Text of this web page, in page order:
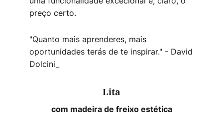
preço certo.
"Quanto mais aprenderes, mais
oportunidades terás de te inspirar." - David
Dolcini_
Lita
com madeira de freixo estética